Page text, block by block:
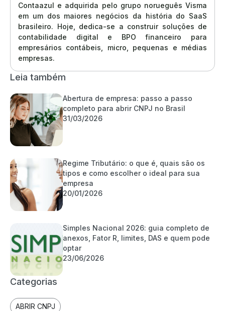
Contaazul e adquirida pelo grupo norueguês Visma
em um dos maiores negócios da história do SaaS
brasileiro. Hoje, dedica-se a construir soluções de
contabilidade digital e BPO financeiro para
empresários contábeis, micro, pequenas e médias
empresas.
Leia também
Abertura de empresa: passo a passo
completo para abrir CNPJ no Brasil
31/03/2026
Regime Tributário: o que é, quais são os
tipos e como escolher o ideal para sua
empresa
20/01/2026
Simples Nacional 2026: guia completo de
anexos, Fator R, limites, DAS e quem pode
optar
23/06/2026
Categorias
ABRIR CNPJ